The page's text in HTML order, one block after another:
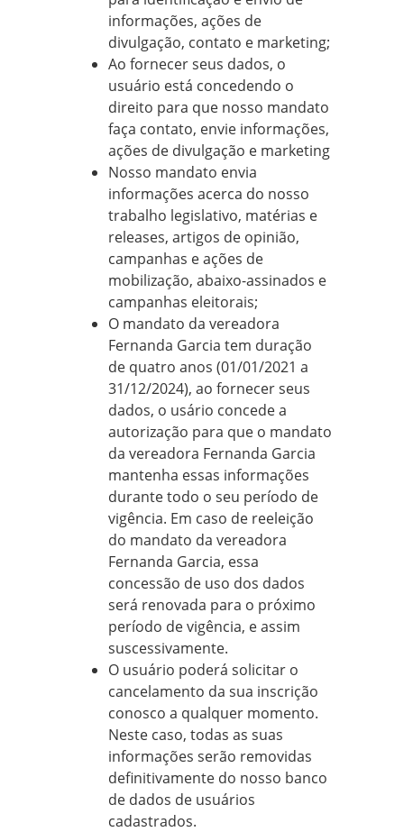
informações, ações de
divulgação, contato e marketing;
Ao fornecer seus dados, o
usuário está concedendo o
direito para que nosso mandato
faça contato, envie informações,
ações de divulgação e marketing
Nosso mandato envia
informações acerca do nosso
trabalho legislativo, matérias e
releases, artigos de opinião,
campanhas e ações de
mobilização, abaixo-assinados e
campanhas eleitorais;
O mandato da vereadora
Fernanda Garcia tem duração
de quatro anos (01/01/2021 a
31/12/2024), ao fornecer seus
dados, o usário concede a
autorização para que o mandato
da vereadora Fernanda Garcia
mantenha essas informações
durante todo o seu período de
vigência. Em caso de reeleição
do mandato da vereadora
Fernanda Garcia, essa
concessão de uso dos dados
será renovada para o próximo
período de vigência, e assim
suscessivamente.
O usuário poderá solicitar o
cancelamento da sua inscrição
conosco a qualquer momento.
Neste caso, todas as suas
informações serão removidas
definitivamente do nosso banco
de dados de usuários
cadastrados.